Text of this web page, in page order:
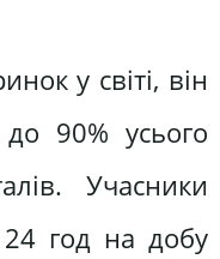
у світі, він
90% усього
Учасники
год на добу